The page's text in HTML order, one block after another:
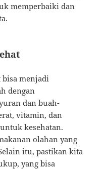
memperbaiki dan
menjadi
dengan
dan buah-
vitamin, dan
kesehatan.
olahan yang
itu, pastikan kita
yang bisa